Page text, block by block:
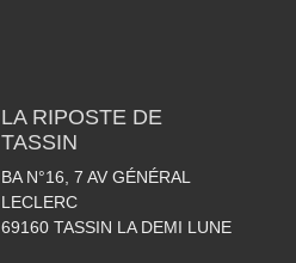
LA RIPOSTE DE
TASSIN
BA N°16, 7 AV GÉNÉRAL
LECLERC
69160 TASSIN LA DEMI LUNE